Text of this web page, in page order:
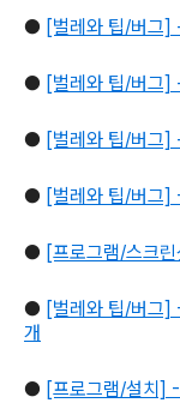
● [벌레와 팁/버그]
● [벌레와 팁/버그]
● [벌레와 팁/버그
● [벌레와 팁/버그]
● [프로그램/스크
● [벌레와 팁/버그]
개
● [프로그램/설치]